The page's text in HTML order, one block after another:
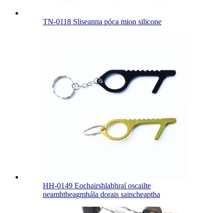
TN-0118 Sliseanna póca mion silicone
HH-0149 Eochairshlabhraí oscailte
neamhtheagmhála dorais saincheaptha